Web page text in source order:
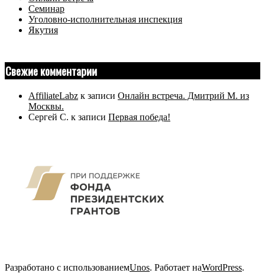
Семинар
Уголовно-исполнительная инспекция
Якутия
Свежие комментарии
AffiliateLabz к записи Онлайн встреча. Дмитрий М. из
Москвы.
Сергей С. к записи Первая победа!
Разработано с использованиемUnos. Работает наWordPress.